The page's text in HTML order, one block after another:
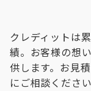
クレディットは
績。お客様の想
供します。お見
にご相談ください